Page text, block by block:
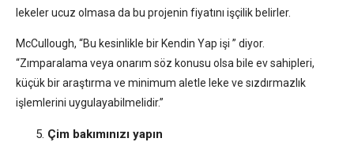
lekeler ucuz olmasa da bu projenin fiyatını işçilik belirler.
McCullough, “Bu kesinlikle bir Kendin Yap işi ” diyor.
“Zımparalama veya onarım söz konusu olsa bile ev sahipleri,
küçük bir araştırma ve minimum aletle leke ve sızdırmazlık
işlemlerini uygulayabilmelidir.”
Çim bakımınızı yapın